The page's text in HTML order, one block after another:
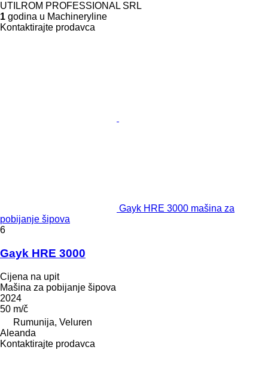
UTILROM PROFESSIONAL SRL
1 godina u Machineryline
Kontaktirajte prodavca
Gayk HRE 3000 mašina za
pobijanje šipova
6
Gayk HRE 3000
Cijena na upit
Mašina za pobijanje šipova
2024
50 m/č
Rumunija, Veluren
Aleanda
Kontaktirajte prodavca